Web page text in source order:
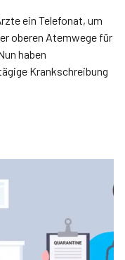
ein Telefonat, um
oberen Atemwege für
haben
Krankschreibung